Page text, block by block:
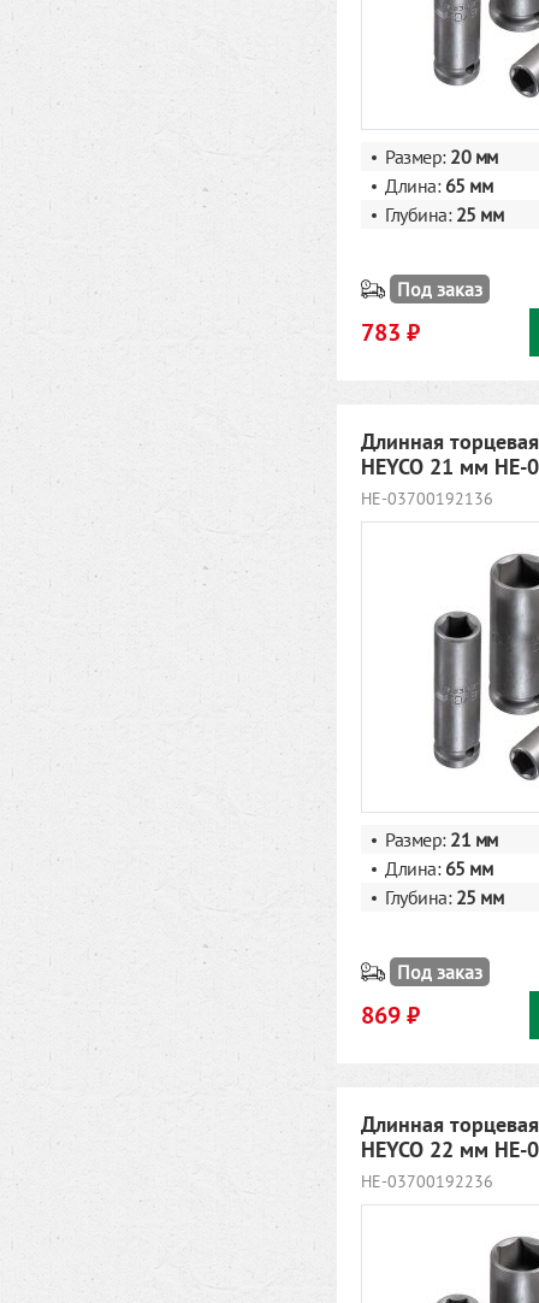
Размер: 20 мм
Длина: 65 мм
Глубина:25 мм
Под заказ
783 ₽
Длинная
HEYCO 21 мм
HE-03700192136
Размер: 21 мм
Длина: 65 мм
Глубина:25 мм
Под заказ
869 ₽
Длинная
HEYCO 22 мм
HE-03700192236